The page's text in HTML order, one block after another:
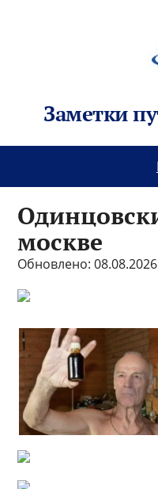
Заметки
москве
Обновлено: 08.08.2026